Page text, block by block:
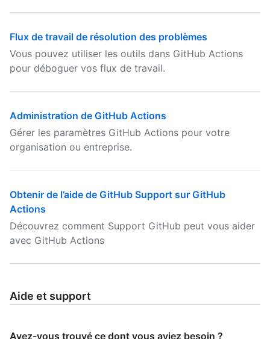
Flux de travail de résolution des problèmes
Vous pouvez utiliser les outils dans GitHub Actions
pour déboguer vos flux de travail.
Administration de GitHub Actions
Gérer les paramètres GitHub Actions pour votre
organisation ou entreprise.
Obtenir de l’aide de GitHub Support sur GitHub
Actions
Découvrez comment Support GitHub peut vous aider
avec GitHub Actions
Aide et support
Avez-vous trouvé ce dont vous aviez besoin ?